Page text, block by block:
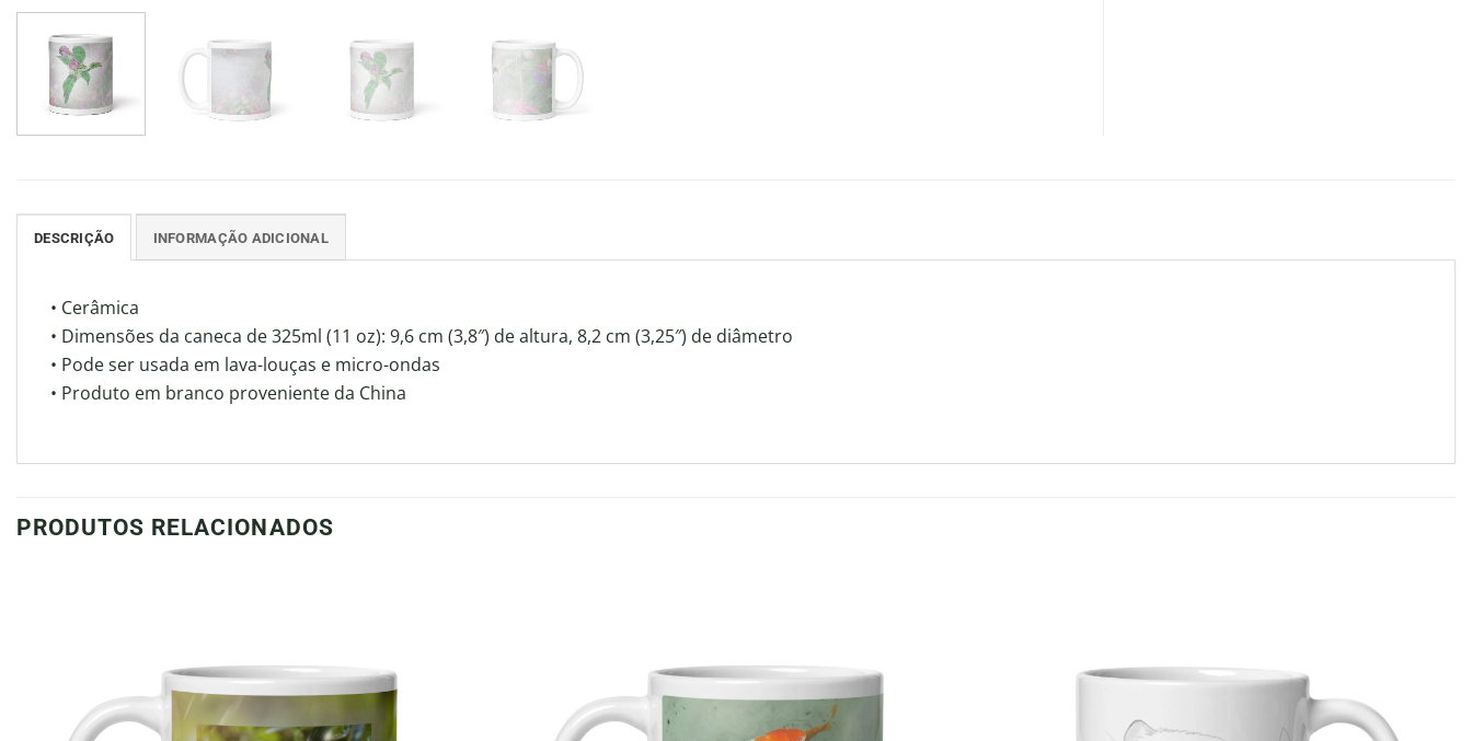
DESCRIÇÃO INFORMAÇÃO ADICIONAL
• Cerâmica
• Dimensões da caneca de 325ml (11 oz): 9,6 cm (3,8″) de altura, 8,2 cm (3,25″) de diâmetro
• Pode ser usada em lava-louças e micro-ondas
• Produto em branco proveniente da China
PRODUTOS RELACIONADOS